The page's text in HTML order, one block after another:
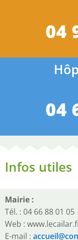
04
04
Infos utiles
Mairie :
Tél. : 04 66 88 01 05
Web :
E-mail :